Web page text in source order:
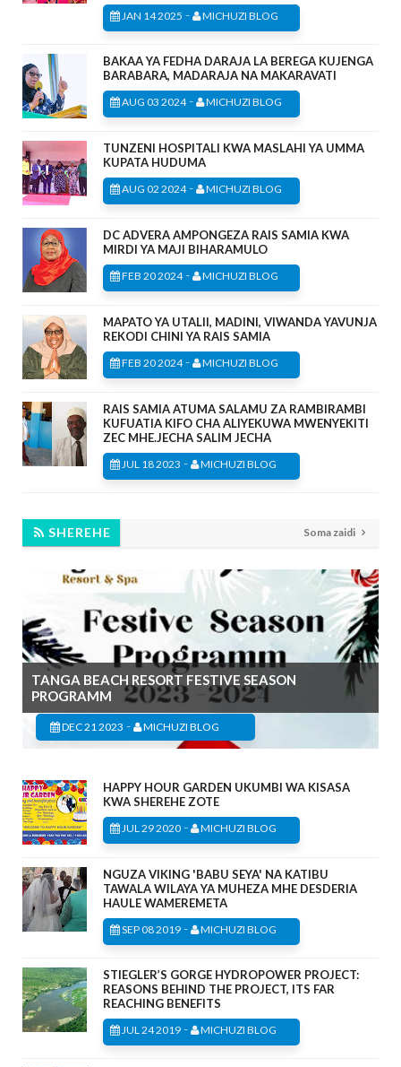
JAN 14 2025 - MICHUZI BLOG
BAKAA YA FEDHA DARAJA LA BEREGA KUJENGA
BARABARA, MADARAJA NA MAKARAVATI
AUG 03 2024- MICHUZI BLOG
TUNZENI HOSPITALI KWA MASLAHI YA UMMA
KUPATA HUDUMA
AUG 02 2024- MICHUZI BLOG
DC ADVERA AMPONGEZA RAIS SAMIA KWA
MIRDI YA MAJI BIHARAMULO
FEB 20 2024- MICHUZI BLOG
MAPATO YA UTALII, MADINI, VIWANDA YAVUNJA
REKODI CHINI YA RAIS SAMIA
FEB 20 2024- MICHUZI BLOG
RAIS SAMIA ATUMA SALAMU ZA RAMBIRAMBI
KUFUATIA KIFO CHA ALIYEKUWA MWENYEKITI
ZEC MHE.JECHA SALIM JECHA
JUL 18 2023 - MICHUZI BLOG
SHEREHE Soma zaidi
TANGA BEACH RESORT FESTIVE SEASON
PROGRAMM
DEC 21 2023 - MICHUZI BLOG
HAPPY HOUR GARDEN UKUMBI WA KISASA
KWA SHEREHE ZOTE
JUL 29 2020 - MICHUZI BLOG
NGUZA VIKING 'BABU SEYA' NA KATIBU
TAWALA WILAYA YA MUHEZA MHE DESDERIA
HAULE WAMEREMETA
SEP 08 2019 - MICHUZI BLOG
STIEGLER’S GORGE HYDROPOWER PROJECT:
REASONS BEHIND THE PROJECT, ITS FAR
REACHING BENEFITS
JUL 24 2019 - MICHUZI BLOG